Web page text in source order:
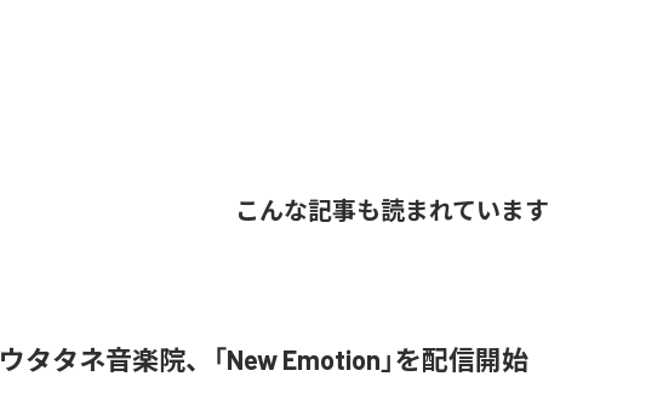
こんな記事も読まれています
ウタタネ音楽院、「New Emotion」を配信開始